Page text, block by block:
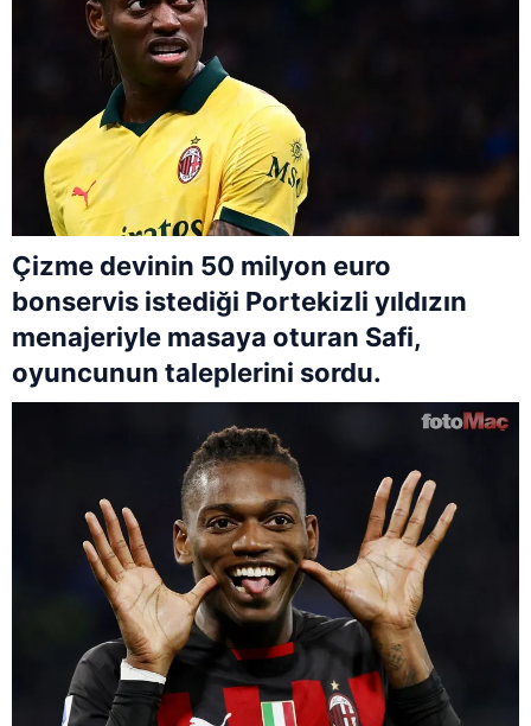
Çizme devinin 50 milyon euro
bonservis istediği Portekizli yıldızın
menajeriyle masaya oturan Safi,
oyuncunun taleplerini sordu.